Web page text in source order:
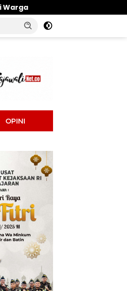
Jadi Garda Terdepan, Ini
OPINI
Program 3 Juta Rumah Jadi
Fokus Rakor